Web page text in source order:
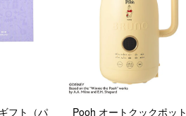
フト（パ Pooh オートクックポット